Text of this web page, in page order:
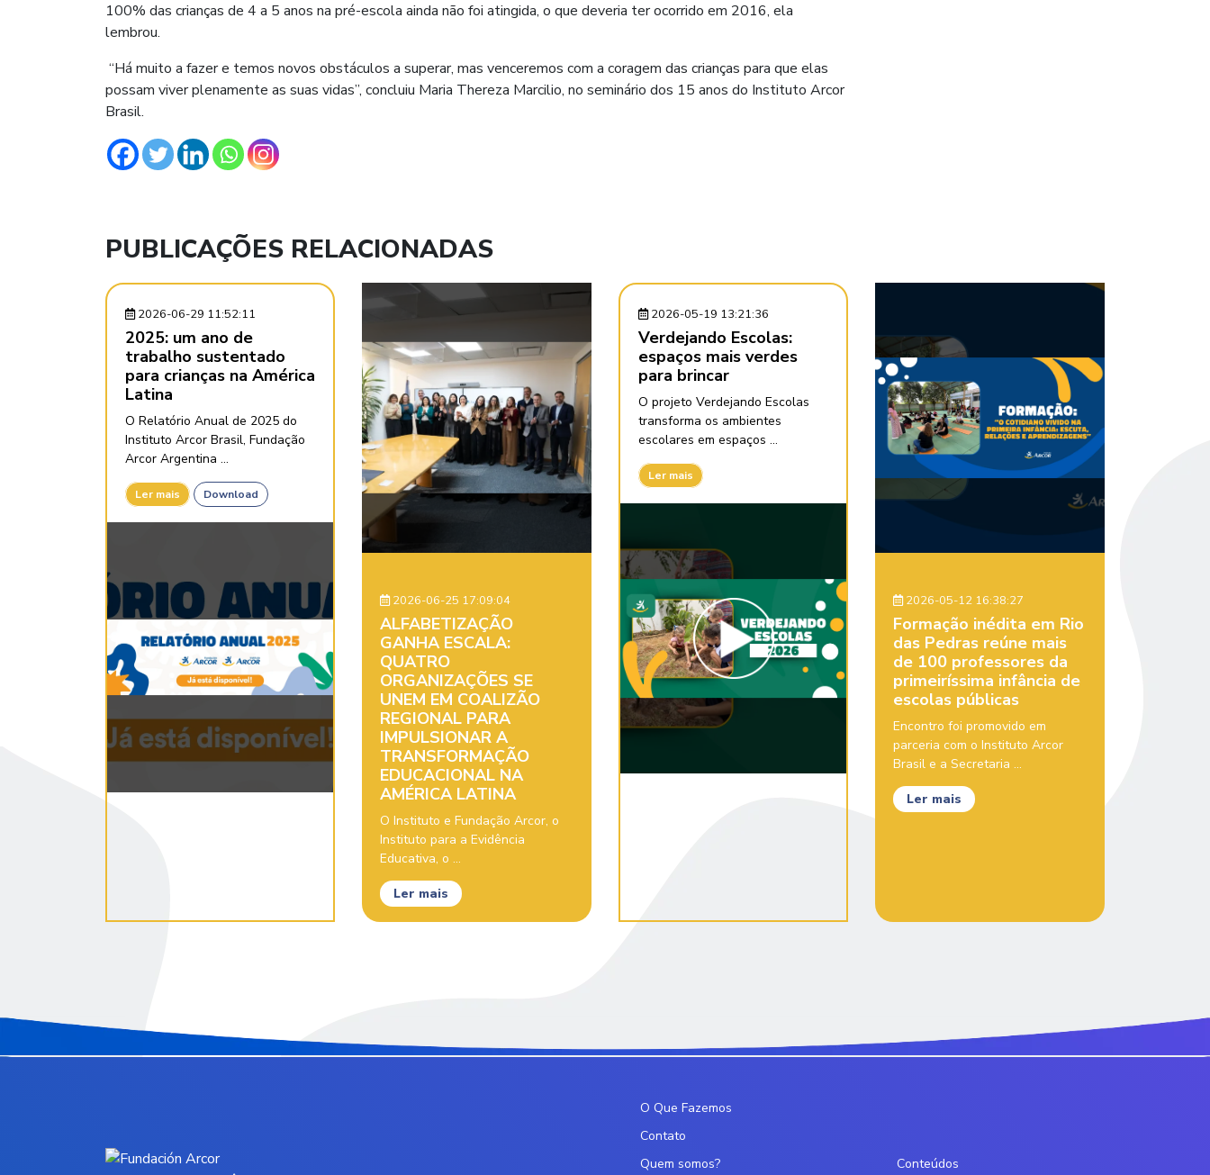
100% das crianças de 4 a 5 anos na pré-escola ainda não foi atingida, o que deveria ter ocorrido em 2016, ela
lembrou.
“Há muito a fazer e temos novos obstáculos a superar, mas venceremos com a coragem das crianças para que elas
possam viver plenamente as suas vidas”, concluiu Maria Thereza Marcilio, no seminário dos 15 anos do Instituto Arcor
Brasil.
PUBLICAÇÕES RELACIONADAS
2026-06-29 11:52:11
2025: um ano de
trabalho sustentado
para crianças na América
Latina
O Relatório Anual de 2025 do
Instituto Arcor Brasil, Fundação
Arcor Argentina ...
Ler mais Download
2026-06-25 17:09:04
ALFABETIZAÇÃO
GANHA ESCALA:
QUATRO
ORGANIZAÇÕES SE
UNEM EM COALIZÃO
REGIONAL PARA
IMPULSIONAR A
TRANSFORMAÇÃO
EDUCACIONAL NA
AMÉRICA LATINA
O Instituto e Fundação Arcor, o
Instituto para a Evidência
Educativa, o ...
Ler mais
2026-05-19 13:21:36
Verdejando Escolas:
espaços mais verdes
para brincar
O projeto Verdejando Escolas
transforma os ambientes
escolares em espaços ...
Ler mais
2026-05-12 16:38:27
Formação inédita em Rio
das Pedras reúne mais
de 100 professores da
primeiríssima infância de
escolas públicas
Encontro foi promovido em
parceria com o Instituto Arcor
Brasil e a Secretaria ...
Ler mais
O Que Fazemos
Contato
Quem somos?
Conteúdos